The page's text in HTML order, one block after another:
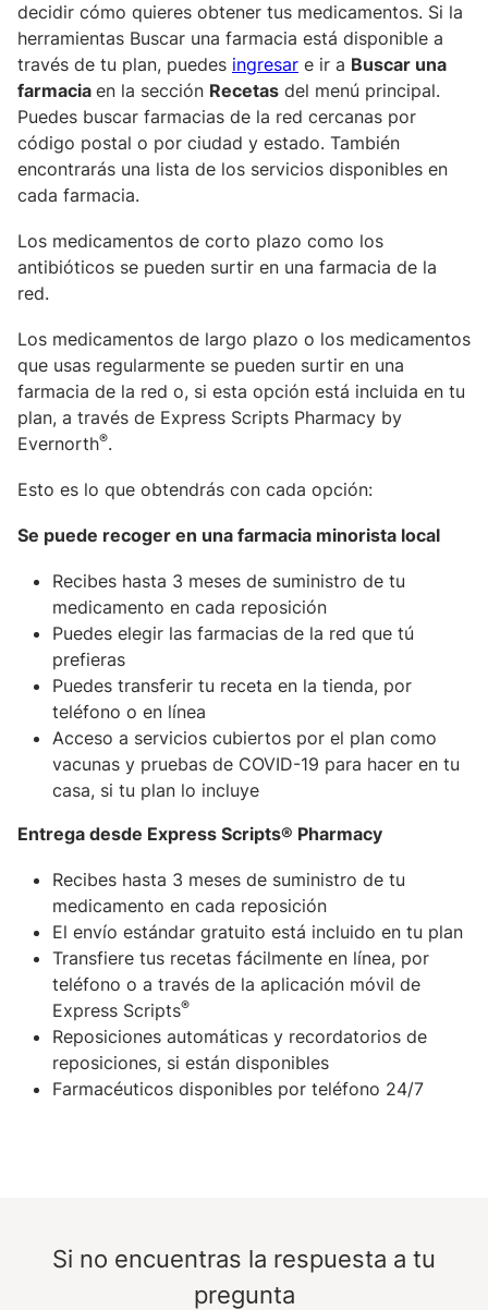
decidir cómo quieres obtener tus medicamentos. Si la
herramientas Buscar una farmacia está disponible a
través de tu plan, puedes ingresar e ir a Buscar una
farmacia en la sección Recetas del menú principal.
Puedes buscar farmacias de la red cercanas por
código postal o por ciudad y estado. También
encontrarás una lista de los servicios disponibles en
cada farmacia.
Los medicamentos de corto plazo como los
antibióticos se pueden surtir en una farmacia de la
red.
Los medicamentos de largo plazo o los medicamentos
que usas regularmente se pueden surtir en una
farmacia de la red o, si esta opción está incluida en tu
plan, a través de Express Scripts Pharmacy by
Evernorth®.
Esto es lo que obtendrás con cada opción:
Se puede recoger en una farmacia minorista local
Recibes hasta 3 meses de suministro de tu
medicamento en cada reposición
Puedes elegir las farmacias de la red que tú
prefieras
Puedes transferir tu receta en la tienda, por
teléfono o en línea
Acceso a servicios cubiertos por el plan como
vacunas y pruebas de COVID-19 para hacer en tu
casa, si tu plan lo incluye
Entrega desde Express Scripts® Pharmacy
Recibes hasta 3 meses de suministro de tu
medicamento en cada reposición
El envío estándar gratuito está incluido en tu plan
Transfiere tus recetas fácilmente en línea, por
teléfono o a través de la aplicación móvil de
Express Scripts®
Reposiciones automáticas y recordatorios de
reposiciones, si están disponibles
Farmacéuticos disponibles por teléfono 24/7
Si no encuentras la respuesta a tu
pregunta